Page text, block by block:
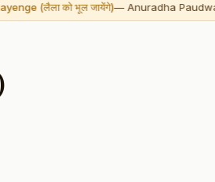
(लैला को भूल जायेंगे)— Anuradha Paudwal